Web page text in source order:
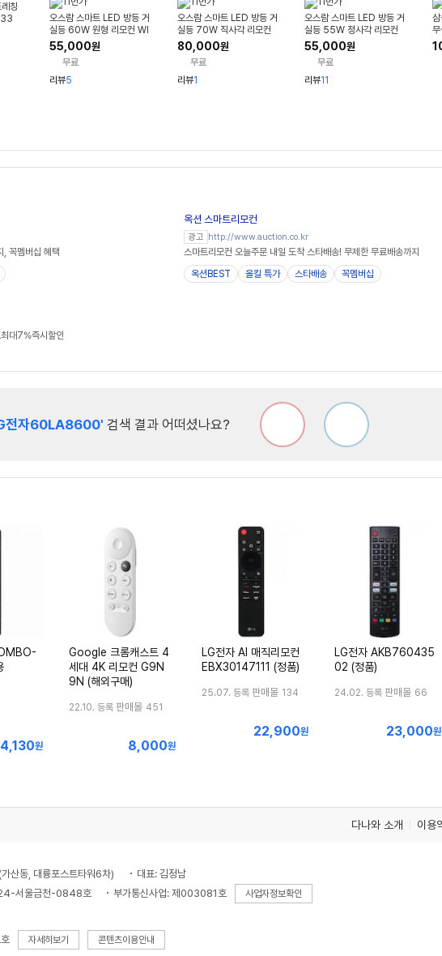
칭
오스람 스마트 LED 방등 거
실등 60W 원형 리모컨 WI
FI 구글 애플 호환 플리커프
55,000원
무료
리뷰5
오스람 스마트 LED 방등 거
실등 70W 직사각 리모컨
WIFI 구글 애플 호환 플리
커프리
80,000원
무료
리뷰1
오스람 스마트 LED 방등 거
실등 55W 정사각 리모컨
WIFI 구글 애플 호환 플리
커프리
55,000원
무료
리뷰11
, 꼭멤버십 혜택
옥션 스마트리모컨
광고 http://www.auction.co.kr
스마트리모컨 오늘주문 내일 도착 스타배송! 무제한 무료배송까지
옥션BEST
올킬 특가 스타배송 꼭멤버십
대7%즉시할인
전자60LA8600' 검색 결과 어떠셨나요?
최
4,130원
Google 크롬캐스트 4
세대 4K 리모컨 G9N
9N (해외구매)
22.10. 등록 판매몰 451
최
8,000원
LG전자 AI 매직리모컨
EBX30147111 (정품)
25.07. 등록 판매몰 134
최
22,900원
LG전자 AKB760435
02 (정품)
24.02. 등록 판매몰 66
최
23,000원
다나와 소개 이용
산동, 대륭포스트타워6차)
대표: 김정남
서울금천-0848호 부가통신사업: 제003081호 사업자정보확인
자세히보기 콘텐츠이용안내